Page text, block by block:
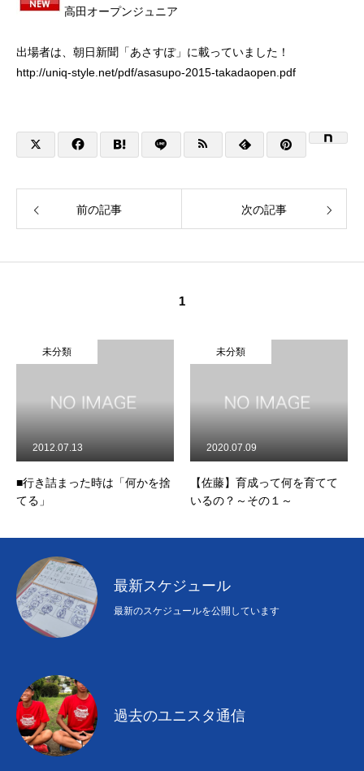
高田オープンジュニア
出場者は、朝日新聞「あさすぽ」に載っていました！
http://uniq-style.net/pdf/asasupo-2015-takadaopen.pdf
前の記事 次の記事
1
未分類
■行き詰まった時は「何かを捨
てる」
2012.07.13
未分類
【佐藤】育成って何を育てて
いるの？～その１～
2020.07.09
最新スケジュール
最新のスケジュールを公開しています
過去のユニスタ通信